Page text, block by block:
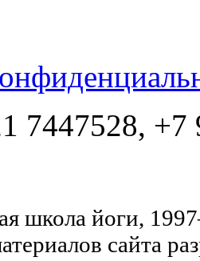
7447528, +7
школа йоги,
сайта